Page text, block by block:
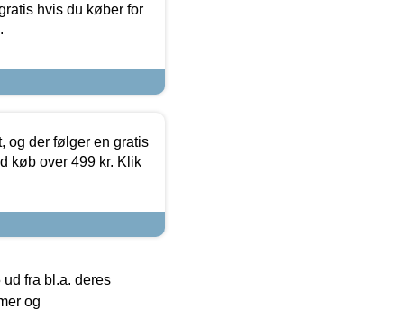
hvis du køber for
og der følger en gratis
køb over 499 kr. Klik
fra bl.a. deres
og